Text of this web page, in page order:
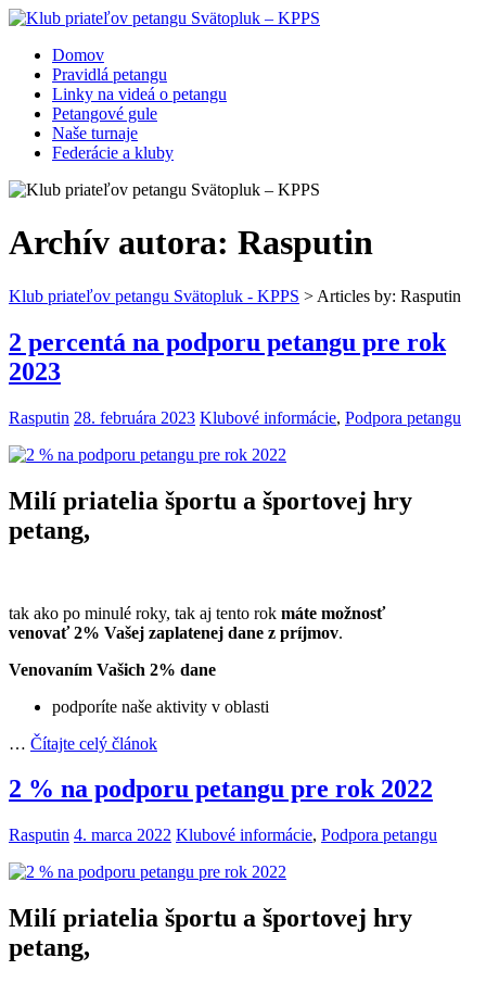
Domov
Pravidlá petangu
Linky na videá o petangu
Petangové gule
Naše turnaje
Federácie a kluby
Archív autora: Rasputin
Klub priateľov petangu Svätopluk - KPPS > Articles by: Rasputin
2 percentá na podporu petangu pre rok
2023
Rasputin 28. februára 2023 Klubové informácie, Podpora petangu
Milí priatelia športu a športovej hry
petang,
tak ako po minulé roky, tak aj tento rok máte možnosť
venovať 2% Vašej zaplatenej dane z príjmov.
Venovaním Vašich 2% dane
podporíte naše aktivity v oblasti
… Čítajte celý článok
2 % na podporu petangu pre rok 2022
Rasputin 4. marca 2022 Klubové informácie, Podpora petangu
Milí priatelia športu a športovej hry
petang,